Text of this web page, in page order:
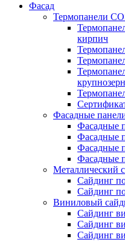
Фасад
Термопанели
кирпич
Фасадные
Фасадные
Фасадные
Металлический
Сайдинг
Сайдинг
Виниловый
Сайдинг
Сайдинг
Сайдинг